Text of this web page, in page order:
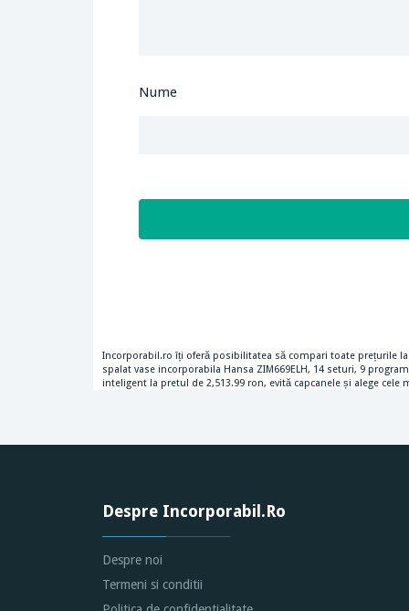
Nume
Incorporabil.ro îți oferă posibilitatea să compari toate prețurile
spalat vase incorporabila Hansa ZIM669ELH, 14 seturi, 9
inteligent la pretul de 2,513.99 ron, evită capcanele și alege cele
Despre Incorporabil.Ro
Despre noi
Termeni si conditii